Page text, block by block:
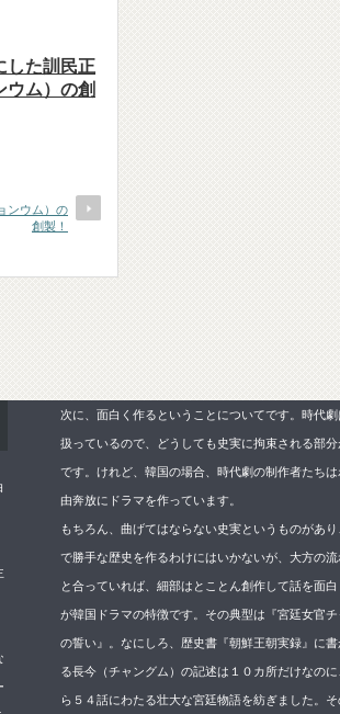
した訓民正
ウム）の創
ンウム）の
創製！
次に、面白く作るということについてです。時代劇
扱っているので、どうしても史実に拘束される部
です。けれど、韓国の場合、時代劇の制作者たちは
由奔放にドラマを作っています。
もちろん、曲げてはならない史実というものがあり
で勝手な歴史を作るわけにはいかないが、大方の
と合っていれば、細部はとことん創作して話を面
が韓国ドラマの特徴です。その典型は『宮廷女官チ
の誓い』。なにしろ、歴史書『朝鮮王朝実録』に
る長今（チャングム）の記述は１０カ所だけなの
ら５４話にわたる壮大な宮廷物語を紡ぎました。そ